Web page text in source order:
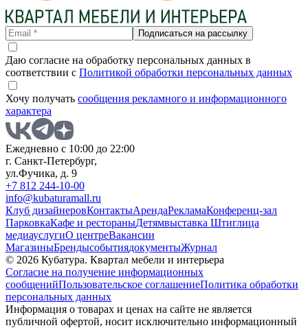
Подписаться на рассылку
Даю согласие на обработку персональных данных в
соответствии с Политикой обработки персональных данных
Хочу получать сообщения рекламного и информационного
характера
Ежедневно с 10:00 до 22:00
г. Санкт-Петербург,
ул.Фучика, д. 9
+7 812 244-10-00
info@kubaturamall.ru
Клуб дизайнеровКонтактыАрендаРекламаКонференц-зал
ПарковкаКафе и рестораныДетямвыставка Штиглица
медиауслугиО центреВакансии
МагазиныБрендысобытиядокументыЖурнал
© 2026 Кубатура. Квартал мебели и интерьера
Согласие на получение информационных
сообщенийПользовательское соглашениеПолитика обработки
персональных данных
Информация о товарах и ценах на сайте не является
публичной офертой, носит исключительно информационный